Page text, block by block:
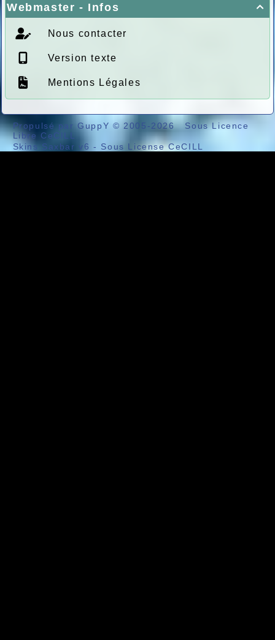

Webmaster - Infos
Nous contacter
Version texte
Mentions Légales
Propulsé par GuppY © 2005-2026 Sous Licence
Libre CeCILL
Skins Saxbar v6 - Sous License CeCILL